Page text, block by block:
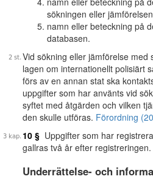
sökningen eller
namn eller beteckning på
databasen.
Vid sökning eller jämförelse med
lagen om internationellt polisiärt
förs av en annan stat ska
uppgifter som har använts vid
syftet med åtgärden och vilken
den skulle utföras. Förordning
10 § Uppgifter som har
gallras två år efter registreringen.
Underrättelse- och